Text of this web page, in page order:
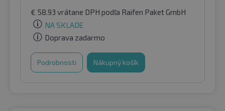
€ 58.93 vrátane DPH podľa Raifen Paket GmbH
NA SKLADE
Doprava zadarmo
Podrobnosti Nákupný košík